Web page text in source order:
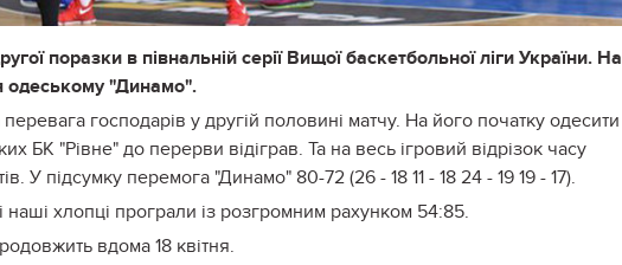
поразки в півнальній серії Вищої баскетбольної ліги України. На
одеському "Динамо".
господарів у другій половині матчу. На його початку одесити
БК "Рівне" до перерви відіграв. Та на весь ігровий відрізок часу
У підсумку перемога "Динамо" 80-72 (26 - 18 11 - 18 24 - 19 19 - 17).
хлопці програли із розгромним рахунком 54:85.
вдома 18 квітня.